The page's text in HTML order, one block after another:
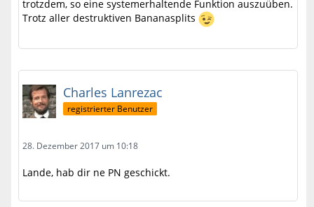
trotzdem, so eine systemerhaltende Funktion auszuüben.
Trotz aller destruktiven Bananasplits
Charles Lanrezac
registrierter Benutzer
28. Dezember 2017 um 10:18
Lande, hab dir ne PN geschickt.